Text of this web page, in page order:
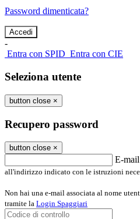
Password dimenticata?
-
Entra con SPID Entra con CIE
Seleziona utente
button close ×
Recupero password
button close ×
E-mail
all'indirizzo indicato con le istruzioni
Non hai una e-mail associata al nome
tramite la Login Spaggiari